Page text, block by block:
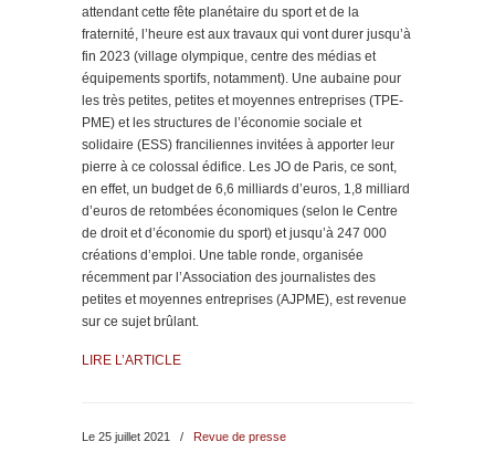
attendant cette fête planétaire du sport et de la
fraternité, l’heure est aux travaux qui vont durer jusqu’à
fin 2023 (village olympique, centre des médias et
équipements sportifs, notamment). Une aubaine pour
les très petites, petites et moyennes entreprises (TPE-
PME) et les structures de l’économie sociale et
solidaire (ESS) franciliennes invitées à apporter leur
pierre à ce colossal édifice. Les JO de Paris, ce sont,
en effet, un budget de 6,6 milliards d’euros, 1,8 milliard
d’euros de retombées économiques (selon le Centre
de droit et d’économie du sport) et jusqu’à 247 000
créations d’emploi. Une table ronde, organisée
récemment par l’Association des journalistes des
petites et moyennes entreprises (AJPME), est revenue
sur ce sujet brûlant.
LIRE L’ARTICLE
Le 25 juillet 2021 / Revue de presse